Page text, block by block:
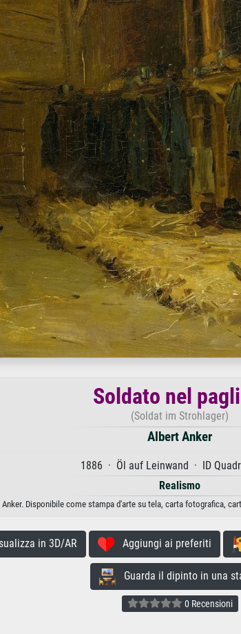
Soldato nel
(Soldat im Strohlager)
Albert Anker
1886 · Öl auf Leinwand · ID
Realismo
Disponibile come stampa d'arte su tela, carta fotografica,
in 3D/AR Aggiungi ai preferiti
Guarda il dipinto in una
0 Recensioni